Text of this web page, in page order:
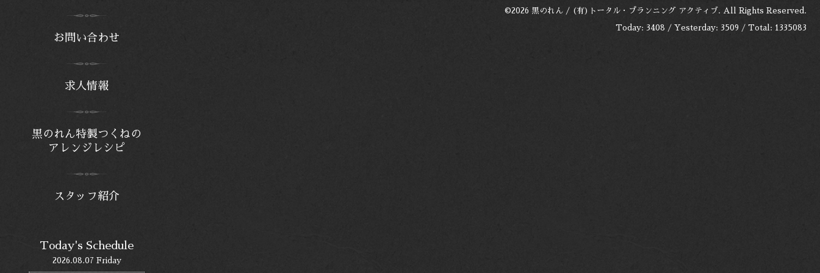
©2026 黒のれん / (有)トータル・プランニング アクティブ. All Rights Reserved.
Today: 3408 / Yesterday: 3509 / Total: 1335083
お問い合わせ
求人情報
黒のれん特製つくねの
アレンジレシピ
スタッフ紹介
Today's Schedule
2026.08.07 Friday